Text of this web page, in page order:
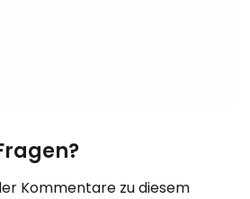
Kommentare zu diesem